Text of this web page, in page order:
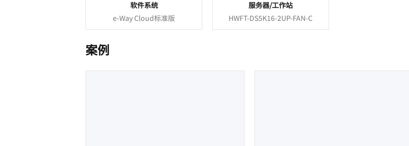
软件系统
e-Way Cloud标准版
服务器/工作站
HWFT-DS5K16-2UP-FAN-C
案例